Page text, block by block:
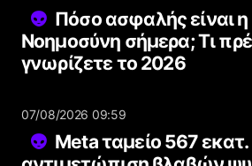
Πόσο ασφαλής είναι
Νοημοσύνη σήμερα; Τι
γνωρίζετε το 2026
07/08/2026 09:59
Meta ταμείο 567 εκατ.